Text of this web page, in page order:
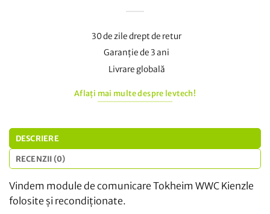
30 de zile drept de retur
Garanție de 3 ani
Livrare globală
Aflați mai multe despre levtech!
DESCRIERE
RECENZII (0)
Vindem module de comunicare Tokheim WWC Kienzle
folosite și recondiționate.